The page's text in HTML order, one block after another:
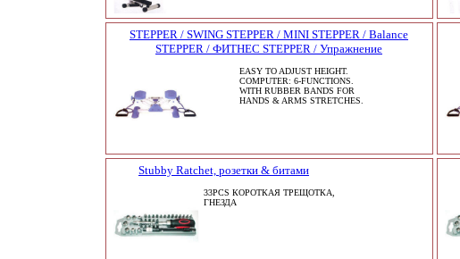
STEPPER / SWING STEPPER / MINI STEPPER / Balance
STEPPER / ФИТНЕС STEPPER / Упражнение
EASY TO ADJUST HEIGHT.
COMPUTER: 6-FUNCTIONS.
WITH RUBBER BANDS FOR
HANDS & ARMS STRETCHES.
Stubby Ratchet, розетки & битами
33PCS КОРОТКАЯ ТРЕЩОТКА,
ГНЕЗДА